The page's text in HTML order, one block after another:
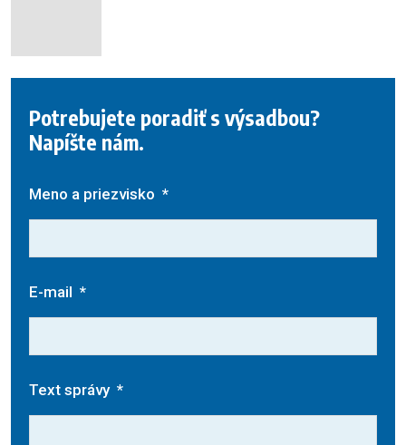
Potrebujete poradiť s výsadbou?
Napíšte nám.
Meno a priezvisko *
E-mail *
Text správy *